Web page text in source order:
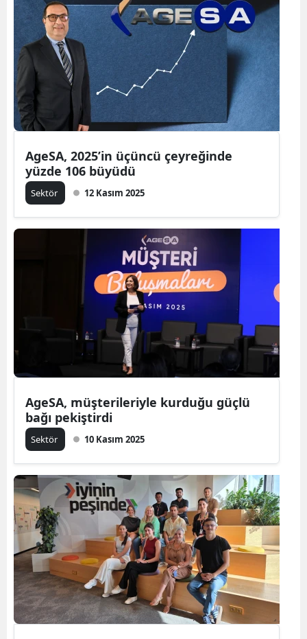
AgeSA, 2025’in üçüncü çeyreğinde
yüzde 106 büyüdü
Sektör 12 Kasım 2025
AgeSA, müşterileriyle kurduğu güçlü
bağı pekiştirdi
Sektör 10 Kasım 2025